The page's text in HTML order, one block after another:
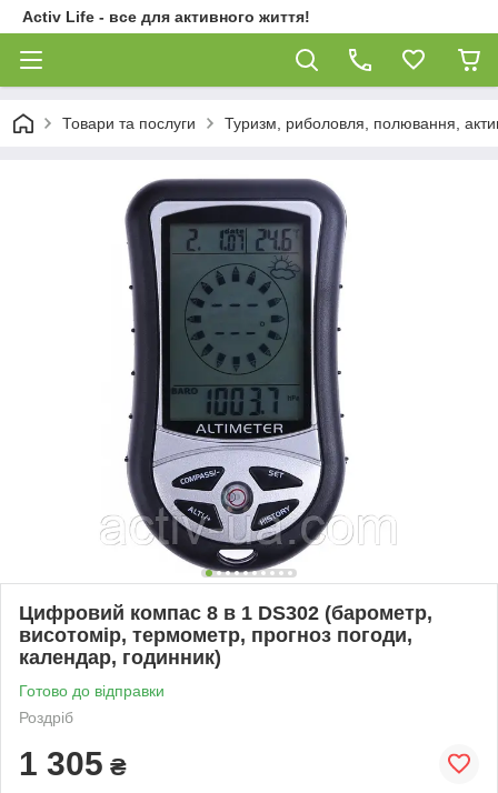
Activ Life - все для активного життя!
Товари та послуги Туризм, риболовля, полювання,
Цифровий компас 8 в 1 DS302 (барометр,
висотомір, термометр, прогноз погоди,
календар, годинник)
Готово до відправки
Роздріб
1 305 ₴